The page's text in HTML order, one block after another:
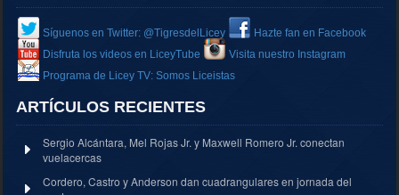
Síguenos en Twitter: @TigresdelLicey
Hazte fan en Facebook
Disfruta los videos en LiceyTube
Visita nuestro Instagram
Programa de Licey TV: Somos Liceistas
ARTÍCULOS RECIENTES
Sergio Alcántara, Mel Rojas Jr. y Maxwell Romero Jr. conectan
vuelacercas
Cordero, Castro y Anderson dan cuadrangulares en jornada del